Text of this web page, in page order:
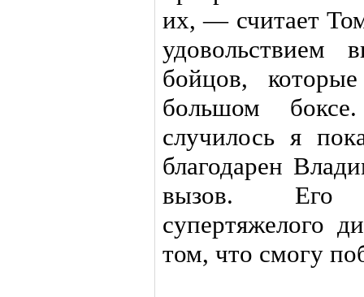
их, — считает
удовольствием
бойцов,
большом
случилось я
благодарен
вызов. Его
супертяжелого
том, что смогу